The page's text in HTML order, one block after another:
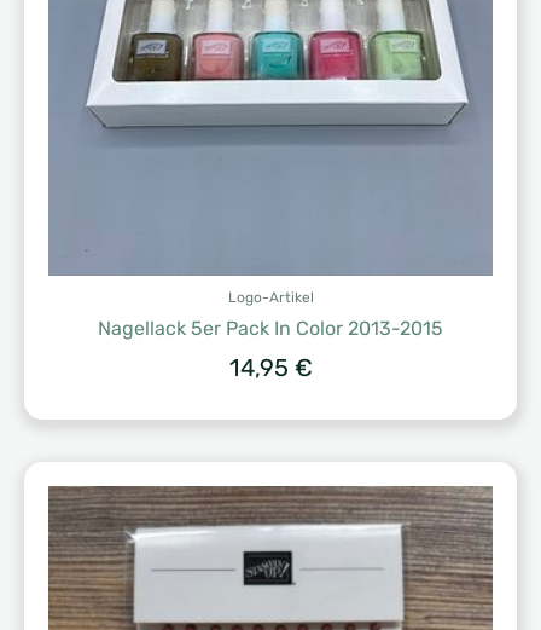
Logo-Artikel
Nagellack 5er Pack In Color 2013-2015
14,95 €